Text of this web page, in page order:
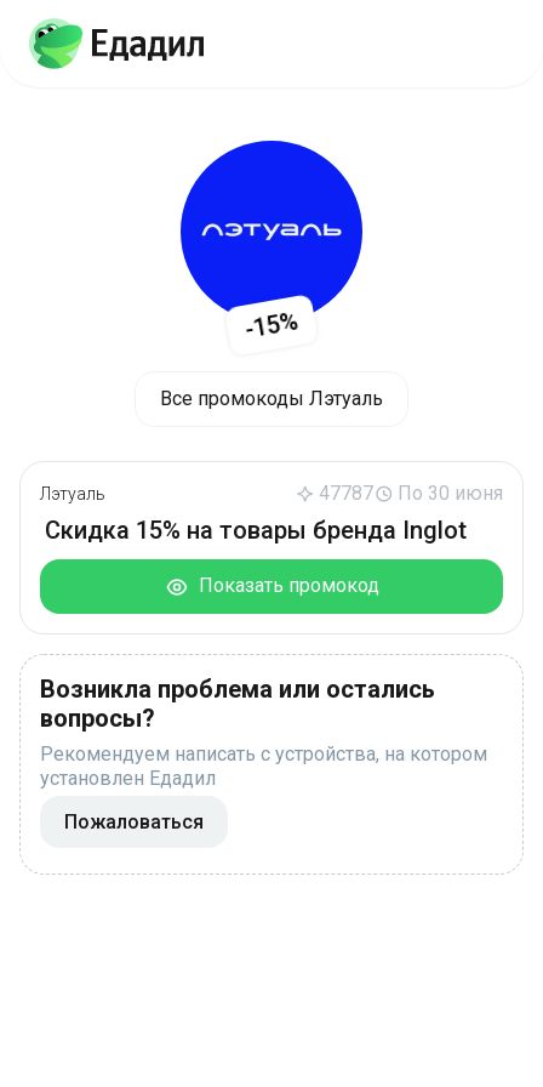
-15%
Все промокоды Лэтуаль
Лэтуаль 47787 По 30 июня
Скидка 15% на товары бренда Inglot
Показать промокод
Возникла проблема или остались
вопросы?
Рекомендуем написать с устройства, на котором
установлен Едадил
Пожаловаться